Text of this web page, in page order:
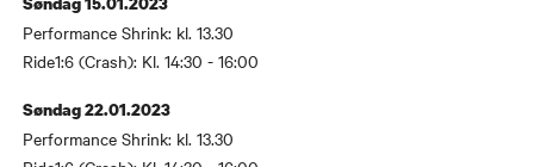
Performance Shrink: kl. 13.30
Ride1:6 (Crash): Kl. 14:30 - 16:00
Søndag 22.01.2023
Performance Shrink: kl. 13.30